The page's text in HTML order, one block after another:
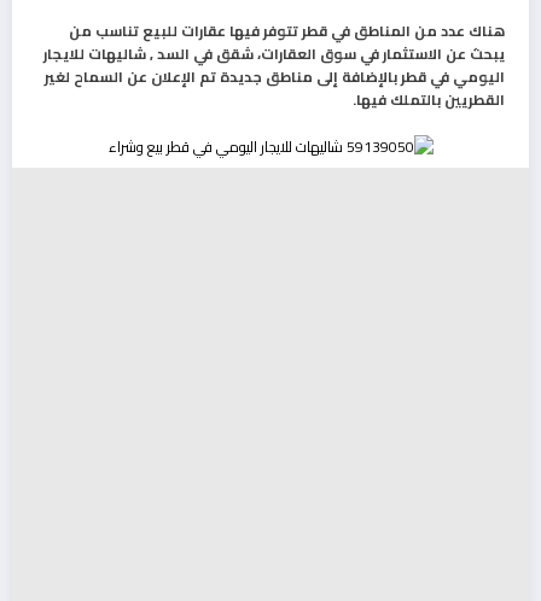
هناك عدد من المناطق في قطر تتوفر فيها عقارات للبيع تناسب من
يبحث عن الاستثمار في سوق العقارات، شقق في السد , شاليهات للايجار
اليومي في قطر بالإضافة إلى مناطق جديدة تم الإعلان عن السماح لغير
القطريين بالتملك فيها.